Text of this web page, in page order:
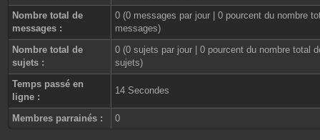
Nombre total de
messages :
0 (0 messages par jour | 0 pourcent du nombre
messages)
Nombre total de
sujets :
0 (0 sujets par jour | 0 pourcent du nombre total
sujets)
Temps passé en
ligne :
14 Secondes
Membres parrainés : 0